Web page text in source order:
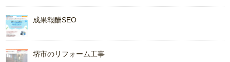
成果報酬SEO
堺市のリフォーム工事